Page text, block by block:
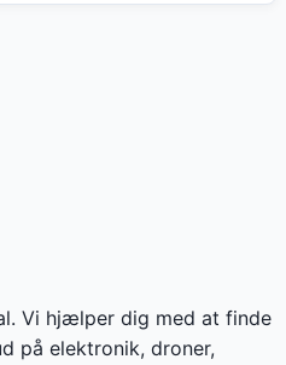
Vi hjælper dig med at finde
på elektronik, droner,